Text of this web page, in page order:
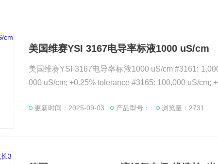
美国维赛YSI 3167电导率标液1000 uS/cm
美国维赛YSI 3167电导率标液1000 uS/cm #3161:
000 uS/cm; +0.25% tolerance #3165: 100,000 uS/cm;
更新时间：2025-09-03 产品型号： 浏览量：2731